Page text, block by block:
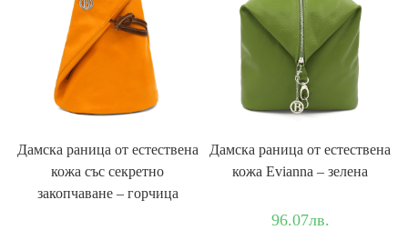
Дамска раница от естествена
кожа със секретно
закопчаване – горчица
Дамска раница от естествена
кожа Evianna – зелена
96.07лв.